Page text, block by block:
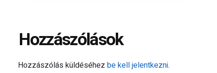
Hozzászólások
Hozzászólás küldéséhezbe kell jelentkezni.